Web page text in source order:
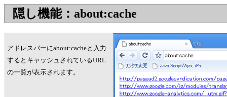
隠し機能：about:cache
アドレスバーにabout:cacheと入力
するとキャッシュされているURL
の一覧が表示されます。